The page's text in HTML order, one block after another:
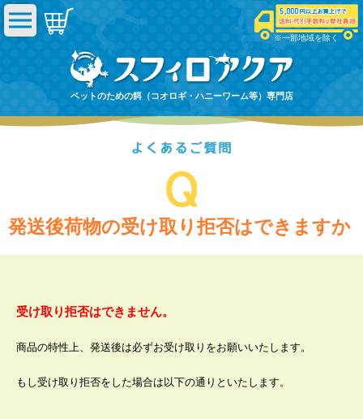
ペットのための餌（コオロギ・ハニーワーム等）専門店
※一部地域を除く
発送後荷物の受け取り拒否はできますか
受け取り拒否はできません。
商品の特性上、発送後は必ずお受け取りをお願いいたします。
もし受け取り拒否をした場合は以下の通りといたします。